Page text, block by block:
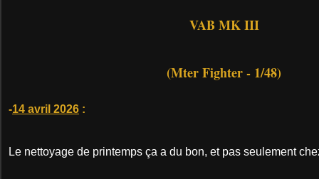
VAB MK III
(Mter Fighter - 1/48)
-14 avril 2026 :
Le nettoyage de printemps ça a du bon, et pas seulement